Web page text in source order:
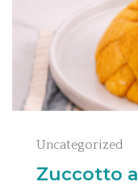
Uncategorized
Zuccotto